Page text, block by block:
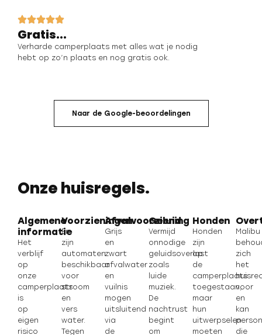
Gratis...
Verharde camperplaats met alles wat je nodig
hebt op zo’n plaats en nog gratis ook.
Naar de Google-beoordelingen
Onze huisregels.
Algemene
informatie
Het
verblijf
op
onze
camperplaats
is
op
eigen
risico
Voorzieningen
Er
zijn
automaten
beschikbaar
voor
stroom
en
vers
water.
Tegen
Afvalvoorziening
Grijs
en
zwart
afvalwater
en
vuilnis
mogen
uitsluitend
via
de
Geluid
Vermijd
onnodige
geluidsoverlast
zoals
luide
muziek.
De
nachtrust
begint
om
Honden
Honden
zijn
op
de
camperplaats
toegestaan,
maar
hun
uitwerpselen
moeten
Malibu
zich
het
voor
en
kan
die